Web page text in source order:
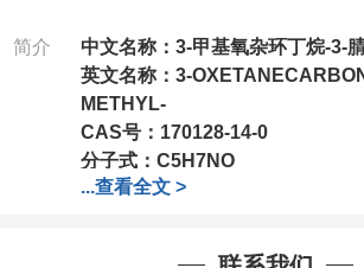
简介
中文名称：3-甲基氧杂环丁烷-3-
英文名称： 3-
METHYL-
CAS号： 170128-14-0
分子式： C5H7NO
分子量：97.12
...查看全文 >